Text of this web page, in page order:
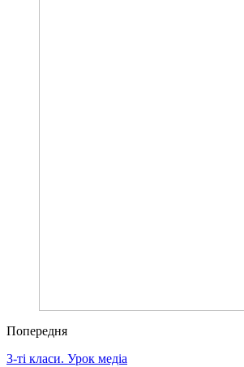
Попередня
3-ті класи. Урок медіа